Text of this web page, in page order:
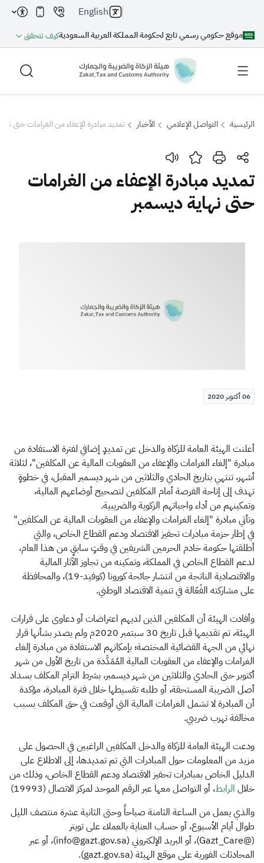
موقع حكومي رسمي تابع لحكومة المملكة العربية السعوديةكيف تتحقق
English
بحث
بحث بحث AI
اقتراحات
الرئيسية التواصل الإعلامي الأخبار تمديد مبادرة الإعفاء من الغرامات حتى
تمديد مبادرة الإعفاء من الغرامات
حتى نهاية ديسمبر
06 أكتوبر 2020
أعلنت الهيئة العامة للزكاة والدخل عن تمديدٍ إضافي لفترة الاستفادة من
مبادرة "إلغاء الغرامات والإعفاء من العقوبات المالية عن المكلفين"، لثلاثة
أشهر، تنتهي بتاريخ الحادي والثلاثين من شهر ديسمبر المقبل، في خطوةٍ
تهدف إلى إتاحة الفرصة أمام المكلفين لتصحيح أوضاعهم المالية،
وتمكينهم من أداء واجباتهم الزكوية والضريبية.
وتأتي مبادرة "إلغاء الغرامات والإعفاء من العقوبات المالية عن المكلفين"
في إطار حزمة مبادرات تحفيز الاقتصاد ودعم القطاع الخاص، والتي
أطلقتها حكومة خادم الحرمين الشريفين في وقتٍ سابقٍ من هذا العام،
لدعم القطاع الخاص في المملكة، وتمكينه من تجاوز الآثار المالية
والاقتصادية الناتجة من انتشار جائحة كورونا (كوفيد-19)، والمحافظة
على مشاركته الفَعّالة في تنمية الاقتصاد الوطني.
وأفادت الهيئة أن المكلفين الذين لديهم اعتراضات أو دعاوى على قرارات
الهيئة، تم تقديمها قبل تاريخ 30 سبتمبر 2020م ولم يصدر بشأنها قرار
نهائي من الجهة القضائية المختصة؛ بإمكانهم الاستفادة من مبادرة إلغاء
الغرامات والإعفاء من العقوبات المالية المُمَدَّدة من تاريخ الأول من شهر
أكتوبر حتى الحادي والثلاثين من شهر ديسمبر، بشرط التزام المكلف بسداد
أصل الضريبة المستحقة، أو طلبه تقسيطها خلال فترة المبادرة، مؤكدة
أن المبادرة لا تشمل الغرامات المالية التي أوقعت في حق المكلف بسبب
مخالفة تهرب ضريبي.
ودعت الهيئة العامة للزكاة والدخل المكلفين الراغبين في الحصول على
مزيد من المعلومات حول المبادرات التي تم تمديدها، إلى الاطلاع على
الدليل الخاص بمبادرات تحفيز الاقتصاد ودعم القطاع الخاص، وذلك من
خلال الرابط​
، أو التواصل معها عبر الرقم الموحد لمركز الاتصال (19993)
والذي يعمل من الساعة الثامنة صباحاً وحتى الثانية عشرة منتصف الليل
طوال أيام الأسبوع، أو حساب العناية بالعملاء على تويتر
(@Gazt_Care)، أو البريد الإلكتروني (info@gazt.gov.sa)، أو عبر
المحادثات الفورية على موقع الهيئة (gazt.gov.sa).